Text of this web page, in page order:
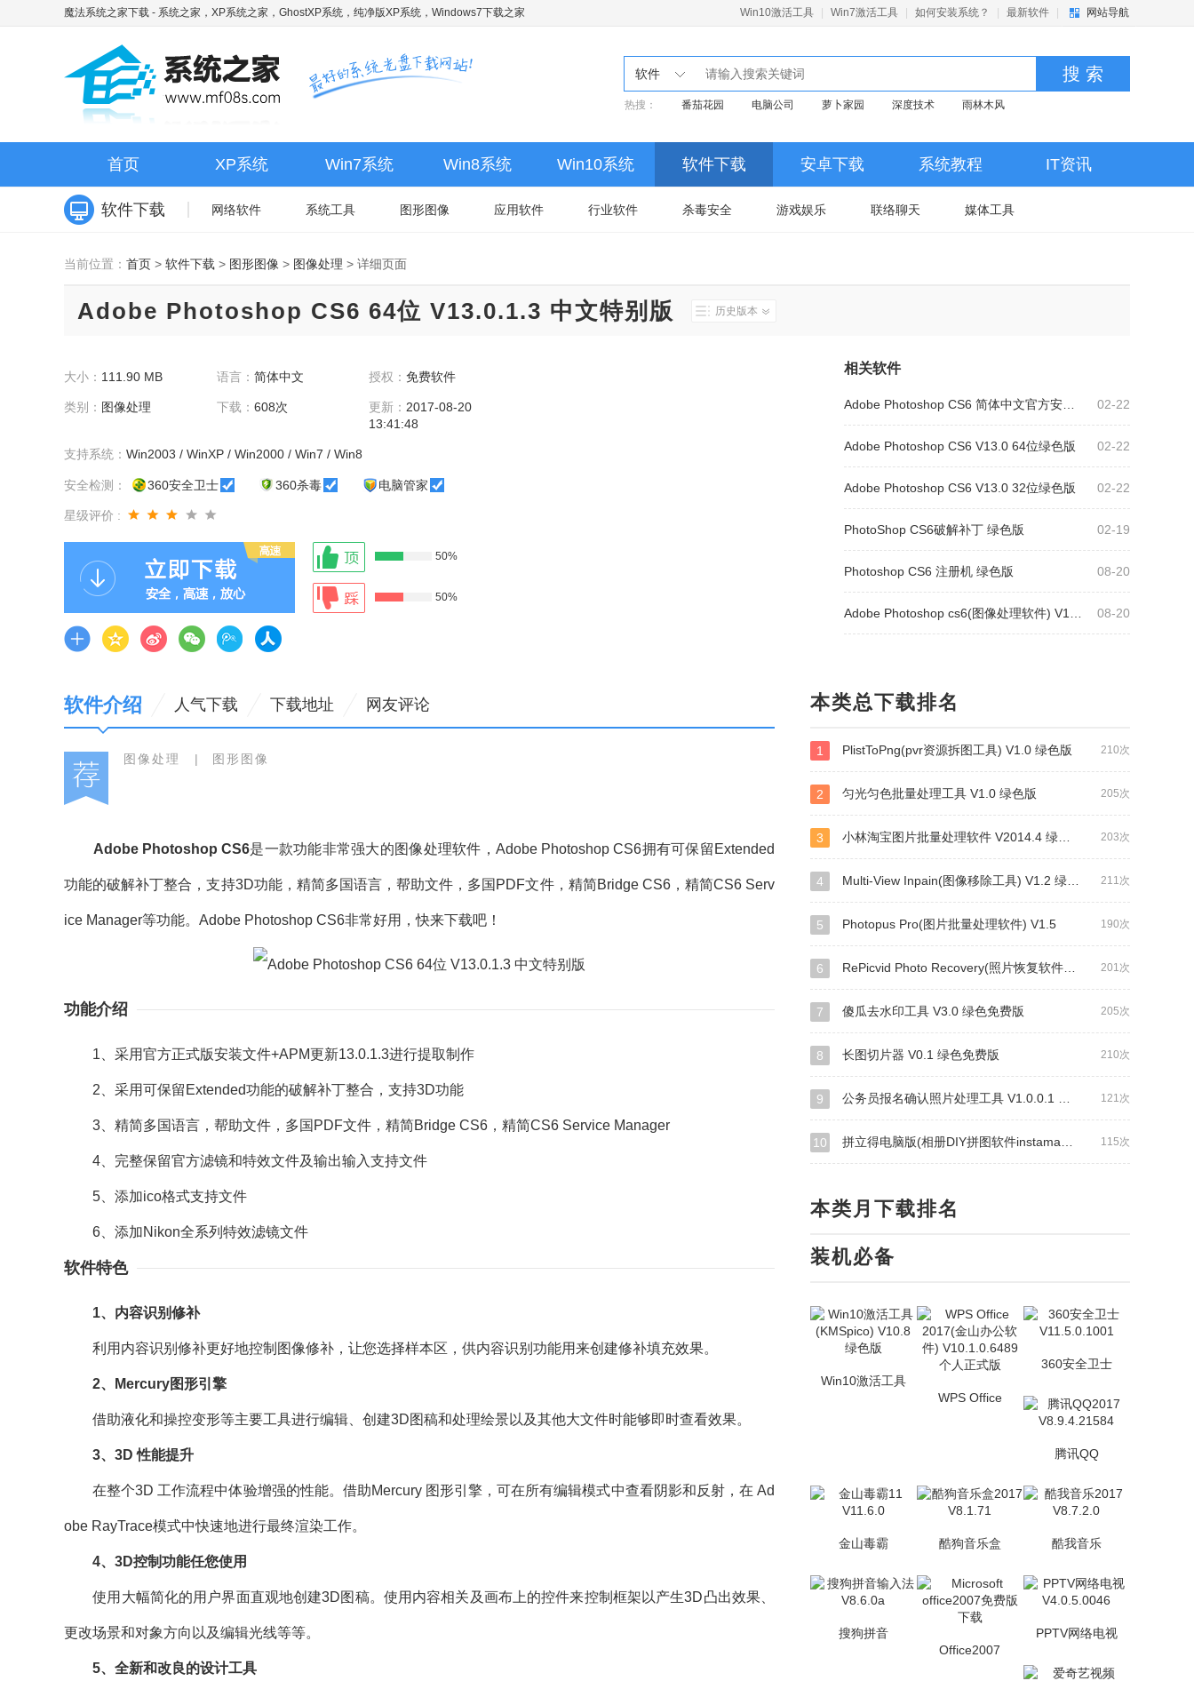
魔法系统之家下载 - 系统之家，XP系统之家，GhostXP系统，纯净版XP系统，Windows7下载之家 Win10激活工具 Win7激活工具 如何安装系统？ 最新软件 网站导航
软件 搜 索
热搜： 番茄花园 电脑公司 萝卜家园 深度技术 雨林木风
首页 XP系统 Win7系统 Win8系统 Win10系统 软件下载 安卓下载 系统教程 IT资讯
软件下载 网络软件 系统工具 图形图像 应用软件 行业软件 杀毒安全 游戏娱乐 联络聊天 媒体工具
当前位置： 首页 > 软件下载 > 图形图像 > 图像处理 > 详细页面
Adobe Photoshop CS6 64位 V13.0.1.3 中文特别版 历史版本
大小： 111.90 MB 语言： 简体中文 授权：免费软件
类别： 图像处理 下载： 608次 更新： 2017-08-20
13:41:48
支持系统： Win2003 / WinXP / Win2000 / Win7 / Win8
安全检测： 360安全卫士 360杀毒 电脑管家
星级评价 :
50%
50%
相关软件
02-22
02-22
Adobe Photoshop CS6 V13.0 64位绿色版
02-22
Adobe Photoshop CS6 V13.0 32位绿色版
02-19
PhotoShop CS6破解补丁 绿色版
08-20
Photoshop CS6 注册机 绿色版
08-20
软件介绍 人气下载 下载地址 网友评论
图像处理 | 图形图像
Adobe Photoshop CS6是一款功能非常强大的图像处理软件，Adobe Photoshop CS6拥有可保留Extended
功能的破解补丁整合，支持3D功能，精简多国语言，帮助文件，多国PDF文件，精简Bridge CS6，精简CS6 Serv
ice Manager等功能。Adobe Photoshop CS6非常好用，快来下载吧！
功能介绍
1、采用官方正式版安装文件+APM更新13.0.1.3进行提取制作
2、采用可保留Extended功能的破解补丁整合，支持3D功能
3、精简多国语言，帮助文件，多国PDF文件，精简Bridge CS6，精简CS6 Service Manager
4、完整保留官方滤镜和特效文件及输出输入支持文件
5、添加ico格式支持文件
6、添加Nikon全系列特效滤镜文件
软件特色
1、内容识别修补
利用内容识别修补更好地控制图像修补，让您选择样本区，供内容识别功能用来创建修补填充效果。
2、Mercury图形引擎
借助液化和操控变形等主要工具进行编辑、创建3D图稿和处理绘景以及其他大文件时能够即时查看效果。
3、3D 性能提升
在整个3D 工作流程中体验增强的性能。借助Mercury 图形引擎，可在所有编辑模式中查看阴影和反射，在 Ad
obe RayTrace模式中快速地进行最终渲染工作。
4、3D控制功能任您使用
使用大幅简化的用户界面直观地创建3D图稿。使用内容相关及画布上的控件来控制框架以产生3D凸出效果、
更改场景和对象方向以及编辑光线等等。
5、全新和改良的设计工具
本类总下载排名
210次
1 PlistToPng(pvr资源拆图工具) V1.0 绿色版
205次
2 匀光匀色批量处理工具 V1.0 绿色版
203次
3 小林淘宝图片批量处理软件 V2014.4 绿色版
211次
4 Multi-View Inpain(图像移除工具) V1.2 绿色汉化版
190次
5 Photopus Pro(图片批量处理软件) V1.5
201次
6 RePicvid Photo Recovery(照片恢复软件) V2.5.0
205次
7 傻瓜去水印工具 V3.0 绿色免费版
210次
8 长图切片器 V0.1 绿色免费版
121次
9 公务员报名确认照片处理工具 V1.0.0.1 绿色免费版
115次
10 拼立得电脑版(相册DIY拼图软件instamag) V4.3.8
本类月下载排名
装机必备
Win10激活工具
WPS Office
360安全卫士
腾讯QQ
金山毒霸 酷狗音乐盒 酷我音乐
搜狗拼音
Office2007
PPTV网络电视